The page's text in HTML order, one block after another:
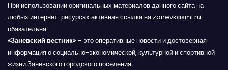
При использовании оригинальных материалов данного сайта на
любых интернет-ресурсах активная ссылка на zanevkasmi.ru
обязательна.
«Заневский вестник» – это оперативные новости и достоверная
информация о социально-экономической, культурной и спортивной
жизни Заневского городского поселения.